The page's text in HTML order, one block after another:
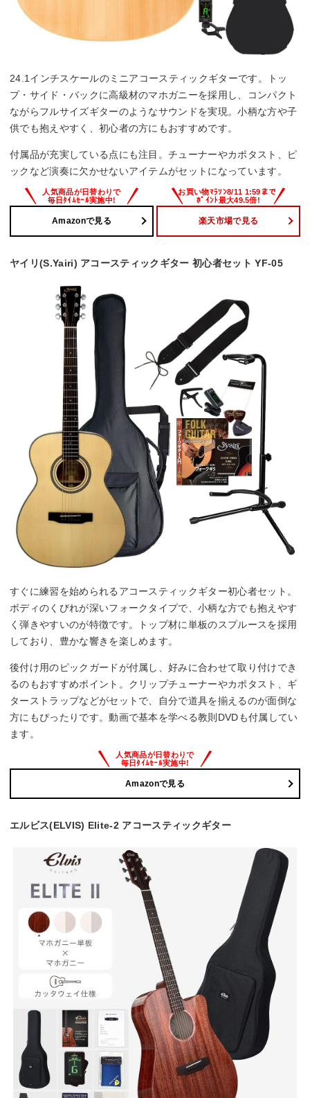
24.1インチスケールのミニアコースティックギターです。トッ
プ・サイド・バックに高級材のマホガニーを採用し、コンパクト
ながらフルサイズギターのようなサウンドを実現。小柄な方や子
供でも抱えやすく、初心者の方にもおすすめです。
付属品が充実している点にも注目。チューナーやカポタスト、ピ
ックなど演奏に欠かせないアイテムがセットになっています。
Amazonで見る 楽天市場で見る
ヤイリ(S.Yairi) アコースティックギター 初心者セット YF-05
すぐに練習を始められるアコースティックギター初心者セット。
ボディのくびれが深いフォークタイプで、小柄な方でも抱えやす
く弾きやすいのが特徴です。トップ材に単板のスプルースを採用
しており、豊かな響きを楽しめます。
後付け用のピックガードが付属し、好みに合わせて取り付けでき
るのもおすすめポイント。クリップチューナーやカポタスト、ギ
ターストラップなどがセットで、自分で道具を揃えるのが面倒な
方にもぴったりです。動画で基本を学べる教則DVDも付属してい
ます。
Amazonで見る
エルビス(ELVIS) Elite-2 アコースティックギター